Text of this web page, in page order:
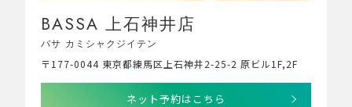
BASSA 上石神井店
バサ カミシャクジイテン
〒177-0044 東京都練馬区上石神井2-25-2 原ビル1F,2F
ネット予約はこちら